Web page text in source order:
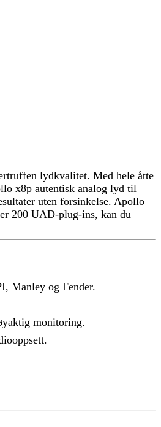
lydkvalitet. Med hele åtte
x8p autentisk analog lyd til
uten forsinkelse. Apollo
200 UAD-plug-ins, kan du
Manley og Fender.
monitoring.